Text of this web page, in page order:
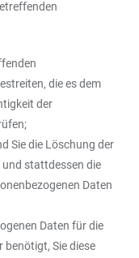
die es dem
der
Sie die Löschung der
und stattdessen die
Daten
Daten für die
benötigt, Sie diese